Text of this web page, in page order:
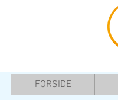
FORSIDE